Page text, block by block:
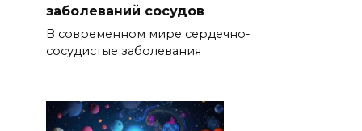
заболеваний сосудов
В современном мире сердечно-
сосудистые заболевания